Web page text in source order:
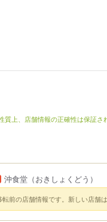
質上、店舗情報の正確性は保証
沖食堂 （おきしょくどう）
転前の店舗情報です。新しい店舗